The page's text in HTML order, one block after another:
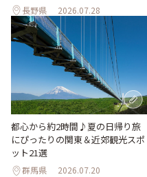
長野県 2026.07.28
都心から約2時間♪夏の日帰り旅
にぴったりの関東＆近郊観光スポ
ット21選
群馬県 2026.07.20